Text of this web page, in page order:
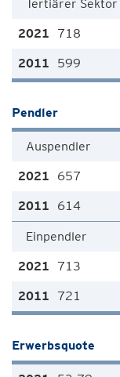
Tertiärer Sektor
718
599
Pendler
Auspendler
657
614
Einpendler
713
721
Erwerbsquote